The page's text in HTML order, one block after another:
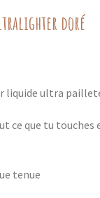
doré
liquide ultra
ce que tu touches
tenue